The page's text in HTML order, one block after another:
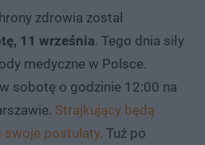
zdrowia został
11 września. Tego dnia siły
medyczne w Polsce.
sobotę o godzinie 12:00 na
Strajkujący będą
swoje postulaty. Tuż po